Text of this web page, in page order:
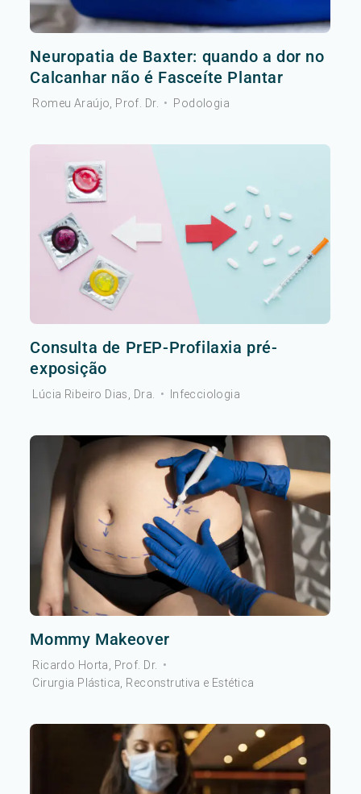
Neuropatia de Baxter: quando a dor no
Calcanhar não é Fasceíte Plantar
Romeu Araújo, Prof. Dr. • Podologia
Consulta de PrEP-Profilaxia pré-
exposição
Lúcia Ribeiro Dias, Dra. • Infecciologia
Mommy Makeover
Ricardo Horta, Prof. Dr. •
Cirurgia Plástica, Reconstrutiva e Estética